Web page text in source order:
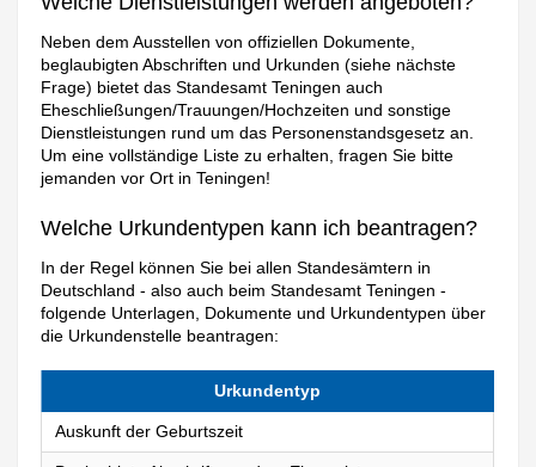
Neben dem Ausstellen von offiziellen Dokumente,
beglaubigten Abschriften und Urkunden (siehe nächste
Frage) bietet das Standesamt Teningen auch
Eheschließungen/Trauungen/Hochzeiten und sonstige
Dienstleistungen rund um das Personenstandsgesetz an.
Um eine vollständige Liste zu erhalten, fragen Sie bitte
jemanden vor Ort in Teningen!
Welche Urkundentypen kann ich beantragen?
In der Regel können Sie bei allen Standesämtern in
Deutschland - also auch beim Standesamt Teningen -
folgende Unterlagen, Dokumente und Urkundentypen über
die Urkundenstelle beantragen:
Urkundentyp
Auskunft der Geburtszeit